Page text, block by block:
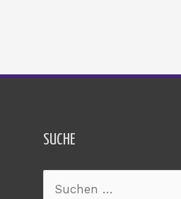
SUCHE
Suchen